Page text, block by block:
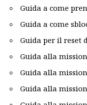
Guida a come
Guida a come
Guida per il
Guida alla
Guida alla
Guida alla